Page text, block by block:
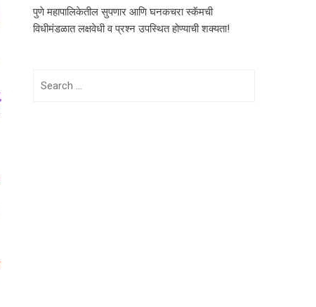
पुणे महापालिकेतील सुपणार आणि घनकचरा स्कॅमची
विधीमंडळात लक्षवेधी व प्रश्न उपस्थित होण्याची शक्यता!